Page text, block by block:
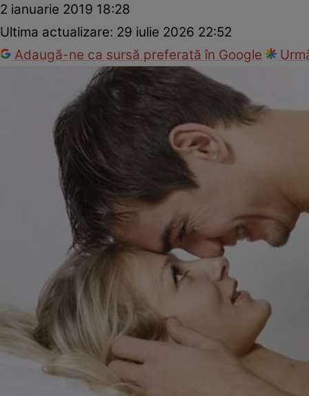
2 ianuarie 2019 18:28
Ultima actualizare: 29 iulie 2026 22:52
Adaugă-ne ca sursă preferată în Google